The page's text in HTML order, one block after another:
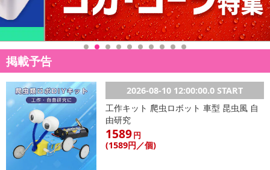
掲載予告
2026-08-10 12:00:00.0 START
工作キット 爬虫ロボット 車型 昆虫風 自
由研究
1589円
(1589円 ／個)